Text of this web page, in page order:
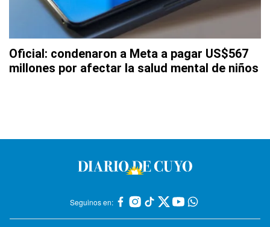
Oficial: condenaron a Meta a pagar US$567
millones por afectar la salud mental de niños
Seguinos en: